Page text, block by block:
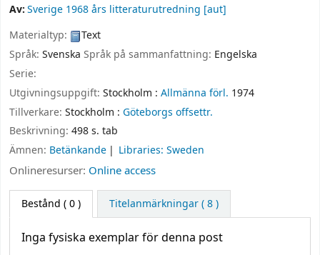
Av:Sverige 1968 års litteraturutredning [aut]
Materialtyp:
Text
Språk: Svenska Språk på sammanfattning: Engelska
Serie:
Utgivningsuppgift: Stockholm : Allmänna förl. 1974
Tillverkare: Stockholm : Göteborgs offsettr.
Beskrivning: 498 s. tab
Ämnen: Betänkande Libraries: Sweden
Onlineresurser: Online access
Bestånd ( 0 ) Titelanmärkningar ( 8 )
Inga fysiska exemplar för denna post